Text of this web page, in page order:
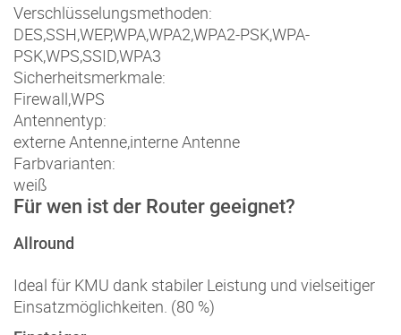
Verschlüsselungsmethoden:
DES,SSH,WEP,WPA,WPA2,WPA2-PSK,WPA-
PSK,WPS,SSID,WPA3
Sicherheitsmerkmale:
Firewall,WPS
Antennentyp:
externe Antenne,interne Antenne
Farbvarianten:
weiß
Für wen ist der Router geeignet?
Allround
Ideal für KMU dank stabiler Leistung und vielseitiger
Einsatzmöglichkeiten. (80 %)